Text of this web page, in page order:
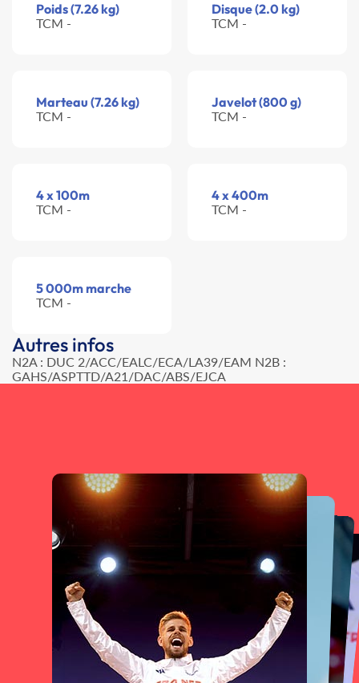
Poids (7.26 kg)
TCM -
Disque (2.0 kg)
TCM -
Marteau (7.26 kg)
TCM -
Javelot (800 g)
TCM -
4 x 100m
TCM -
4 x 400m
TCM -
5 000m marche
TCM -
Autres infos
N2A : DUC 2/ACC/EALC/ECA/LA39/EAM N2B :
GAHS/ASPTTD/A21/DAC/ABS/EJCA